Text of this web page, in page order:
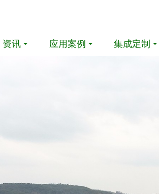
资讯 应用案例 集成定制